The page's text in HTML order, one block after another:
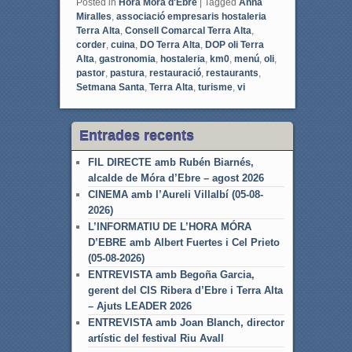
Miralles associació empresaris hostaleria
Terra Alta Consell Comarcal Terra Alta
corder, cuina DO Terra Alta DOP oli Terra
Alta gastronomia hostaleria km0, menú, oli,
pastor, pastura restauració, restaurants
Setmana Santa Terra Alta turisme, vi
Entrades recents
FIL DIRECTE amb Rubén Biarnés,
alcalde de Móra d’Ebre – agost 2026
CINEMA amb l’Aureli Villalbí (05-08-
2026)
L’INFORMATIU DE L’HORA MÓRA
D’EBRE amb Albert Fuertes i Cel Prieto
(05-08-2026)
ENTREVISTA amb Begoña Garcia,
gerent del CIS Ribera d’Ebre i Terra Alta
– Ajuts LEADER 2026
ENTREVISTA amb Joan Blanch, director
artístic del festival Riu Avall